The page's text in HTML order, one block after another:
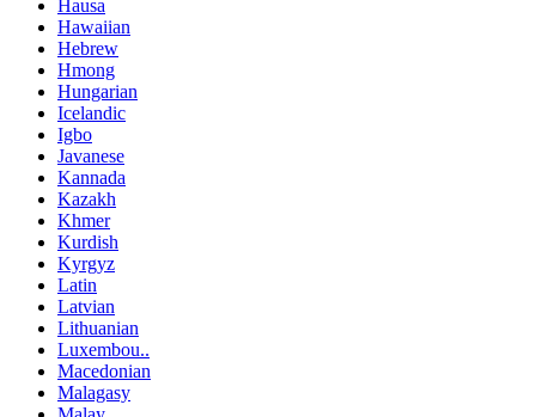
Hausa
Hawaiian
Hebrew
Hmong
Hungarian
Icelandic
Igbo
Javanese
Kannada
Kazakh
Khmer
Kurdish
Kyrgyz
Latin
Latvian
Lithuanian
Luxembou..
Macedonian
Malagasy